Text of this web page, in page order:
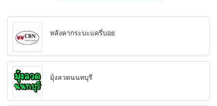
หลังคากระบะแครี่บอย
มุ้งลวดนนทบุรี